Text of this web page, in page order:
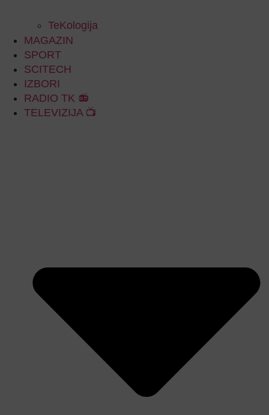
TeKologija
MAGAZIN
SPORT
SCITECH
IZBORI
RADIO TK 📻
TELEVIZIJA 📺